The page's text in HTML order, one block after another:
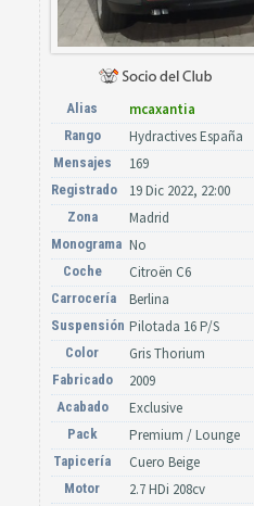
Alias mcaxantia
Rango Hydractives España
Mensajes 169
Registrado 19 Dic 2022, 22:00
Zona Madrid
Monograma No
Coche Citroën C6
Carrocería Berlina
Suspensión Pilotada 16 P/S
Color Gris Thorium
Fabricado 2009
Acabado Exclusive
Pack Premium / Lounge
Tapicería Cuero Beige
Motor 2.7 HDi 208cv